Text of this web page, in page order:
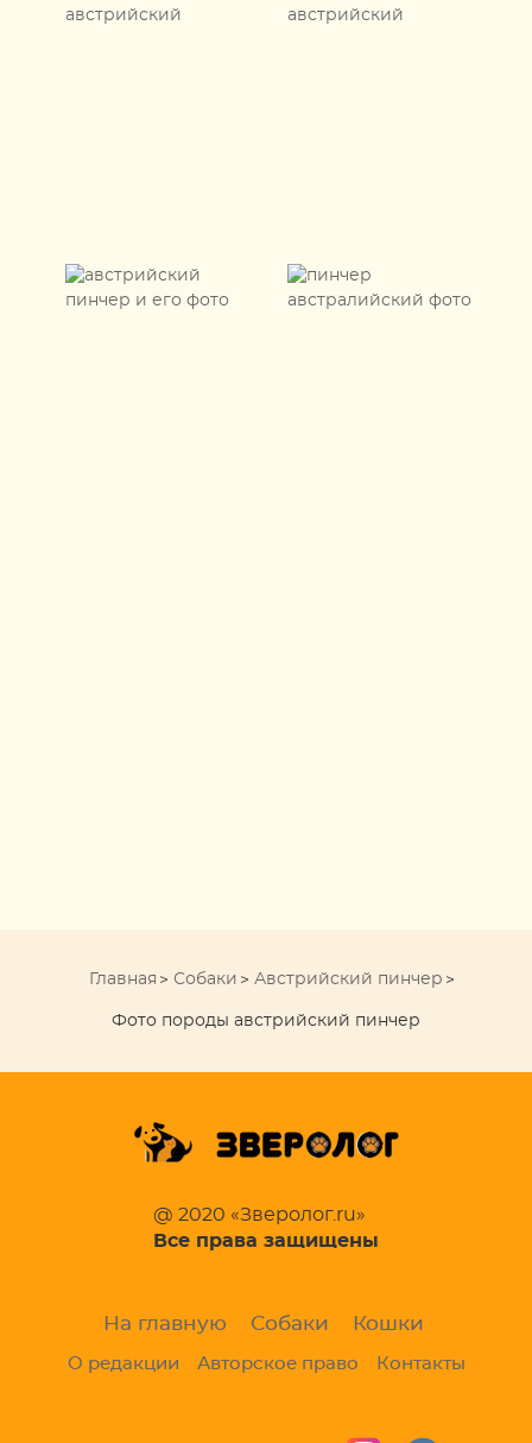
Главная Собаки Австрийский пинчер
Фото породы австрийский пинчер
@ 2020 «Зверолог.ru»
Все права защищены
На главную Собаки Кошки
О редакции Авторское право Контакты